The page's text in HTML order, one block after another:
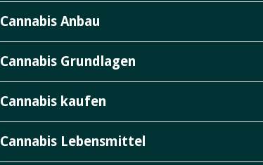
Cannabis Anbau
Cannabis Grundlagen
Cannabis kaufen
Cannabis Lebensmittel